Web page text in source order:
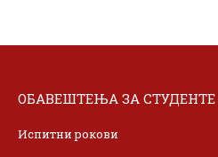
ОБАВЕШТЕЊА ЗА СТУДЕНТЕ
Испитни рокови